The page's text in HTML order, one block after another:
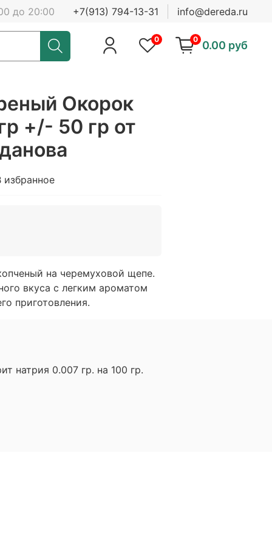
до 20:00 +7(913) 794-13-31 info@dereda.ru
0 0 0.00 руб
Окорок
+/- 50 гр от
избранное
на черемуховой щепе.
вкуса с легким ароматом
приготовления.
натрия 0.007 гр. на 100 гр.